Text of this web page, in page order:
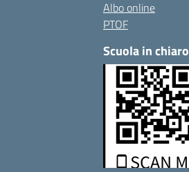
Albo online
PTOF
Scuola in chiaro